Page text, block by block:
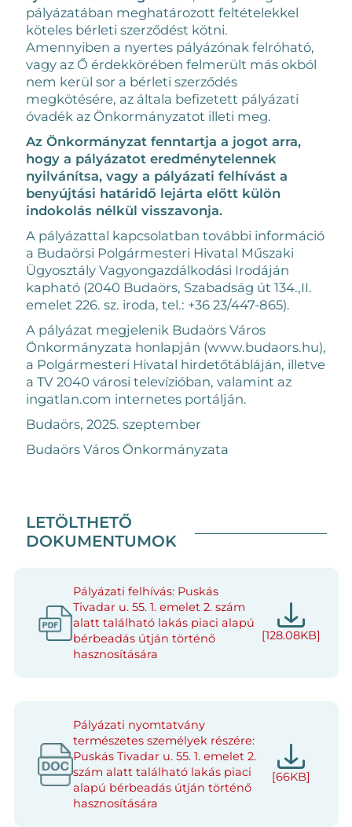
pályázatában meghatározott feltételekkel
köteles bérleti szerződést kötni.
Amennyiben a nyertes pályázónak felróható,
vagy az Ő érdekkörében felmerült más okból
nem kerül sor a bérleti szerződés
megkötésére, az általa befizetett pályázati
óvadék az Önkormányzatot illeti meg.
Az Önkormányzat fenntartja a jogot arra,
hogy a pályázatot eredménytelennek
nyilvánítsa, vagy a pályázati felhívást a
benyújtási határidő lejárta előtt külön
indokolás nélkül visszavonja.
A pályázattal kapcsolatban további információ
a Budaörsi Polgármesteri Hivatal Műszaki
Ügyosztály Vagyongazdálkodási Irodáján
kapható (2040 Budaörs, Szabadság út 134.,II.
emelet 226. sz. iroda, tel.: +36 23/447-865).
A pályázat megjelenik Budaörs Város
Önkormányzata honlapján (www.budaors.hu),
a Polgármesteri Hivatal hirdetőtábláján, illetve
a TV 2040 városi televízióban, valamint az
ingatlan.com internetes portálján.
Budaörs, 2025. szeptember
Budaörs Város Önkormányzata
LETÖLTHETŐ
DOKUMENTUMOK
Pályázati felhívás: Puskás
Tivadar u. 55. 1. emelet 2. szám
alatt található lakás piaci alapú
bérbeadás útján történő
hasznosítására
[128.08KB]
Pályázati nyomtatvány
természetes személyek részére:
Puskás Tivadar u. 55. 1. emelet 2.
szám alatt található lakás piaci
alapú bérbeadás útján történő
hasznosítására
[66KB]